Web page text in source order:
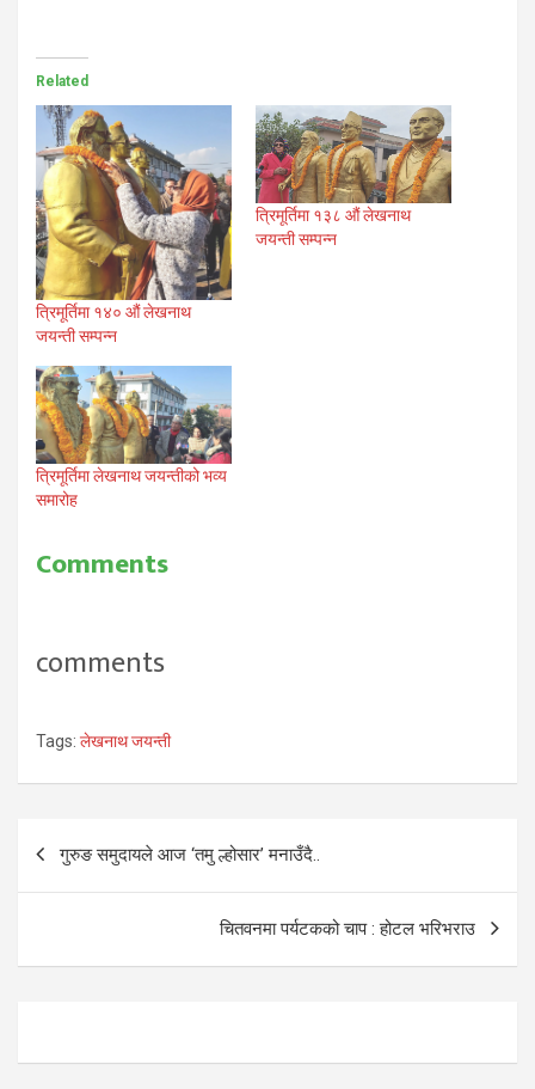
Related
त्रिमूर्तिमा १४० औं लेखनाथ
जयन्ती सम्पन्न
त्रिमूर्तिमा १३८ औं लेखनाथ
जयन्ती सम्पन्न
त्रिमूर्तिमा लेखनाथ जयन्तीको भव्य
समारोह
Comments
comments
Tags: लेखनाथ जयन्ती
Post
navigation
गुरुङ समुदायले आज ‘तमु ल्होसार’ मनाउँदै..
चितवनमा पर्यटकको चाप : होटल भरिभराउ